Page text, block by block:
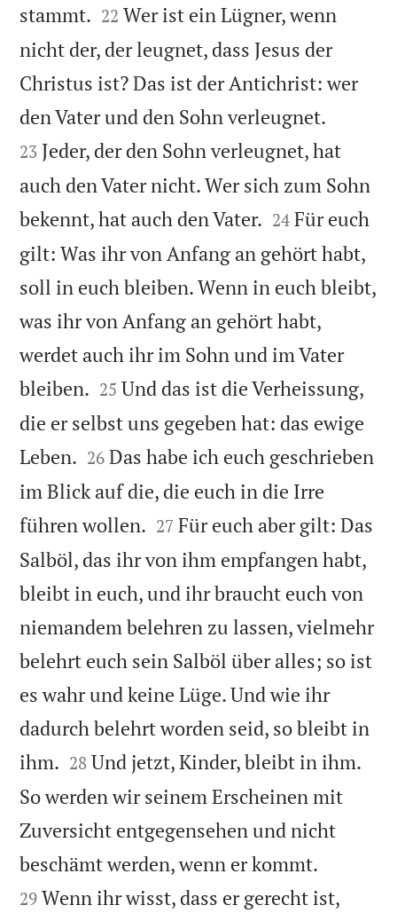
stammt. 

22 Wer ist ein Lügner, wenn
nicht der, der leugnet, dass Jesus der
Christus ist? Das ist der Antichrist: wer
den Vater und den Sohn verleugnet.
23 Jeder, der den Sohn verleugnet, hat
auch den Vater nicht. Wer sich zum Sohn
bekennt, hat auch den Vater. 

24 Für euch
gilt: Was ihr von Anfang an gehört habt,
soll in euch bleiben. Wenn in euch bleibt,
was ihr von Anfang an gehört habt,
werdet auch ihr im Sohn und im Vater
bleiben. 

25 Und das ist die Verheissung,
die er selbst uns gegeben hat: das ewige
Leben. 

26 Das habe ich euch geschrieben
im Blick auf die, die euch in die Irre
führen wollen. 

27 Für euch aber gilt: Das
Salböl, das ihr von ihm empfangen habt,
bleibt in euch, und ihr braucht euch von
niemandem belehren zu lassen, vielmehr
belehrt euch sein Salböl über alles; so ist
es wahr und keine Lüge. Und wie ihr
dadurch belehrt worden seid, so bleibt in
ihm. 

28 Und jetzt, Kinder, bleibt in ihm.
So werden wir seinem Erscheinen mit
Zuversicht entgegensehen und nicht
beschämt werden, wenn er kommt.
29 Wenn ihr wisst, dass er gerecht ist,